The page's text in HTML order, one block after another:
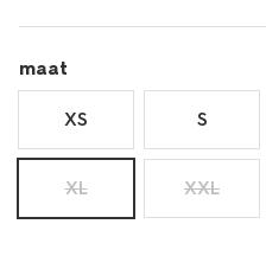
maat
XS S
XL XXL